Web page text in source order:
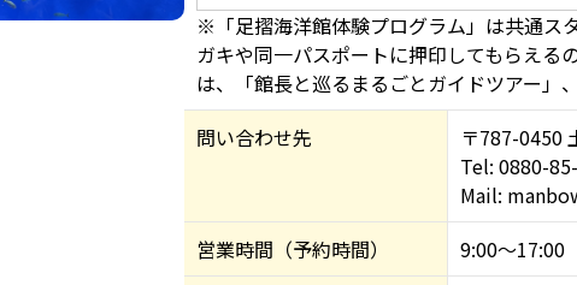
※「足摺海洋館体験プログラム」は共通ス
ガキや同一パスポートに押印してもらえ
は、「館長と巡るまるごとガイドツアー」
問い合わせ先
〒787-0450
Tel: 0880-
Mail:
営業時間（予約時間）
9:00～17:00